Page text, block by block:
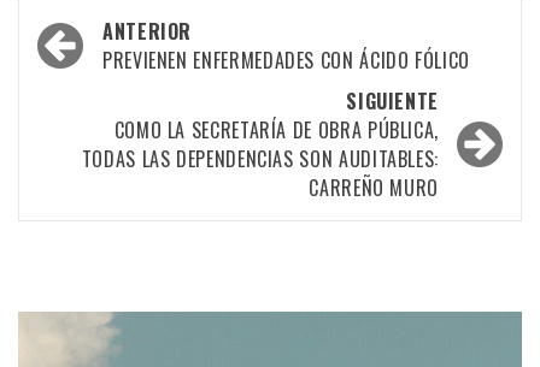
Navegación
por
entradas
ANTERIOR
PREVIENEN ENFERMEDADES CON ÁCIDO FÓLICO
SIGUIENTE
COMO LA SECRETARÍA DE OBRA PÚBLICA,
TODAS LAS DEPENDENCIAS SON AUDITABLES:
CARREÑO MURO